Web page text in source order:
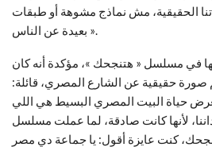
الحقيقية، مش نماذج مشوهة أو طبقات
بعيدة عن الناس ».
في مسلسل « هتنجحك »، مؤكدة أنه كان
صورة حقيقية عن الشارع المصري، قائلة:
حياة البيت المصري البسيط هي اللي
لأنها كانت صادقة، لما عملت مسلسل